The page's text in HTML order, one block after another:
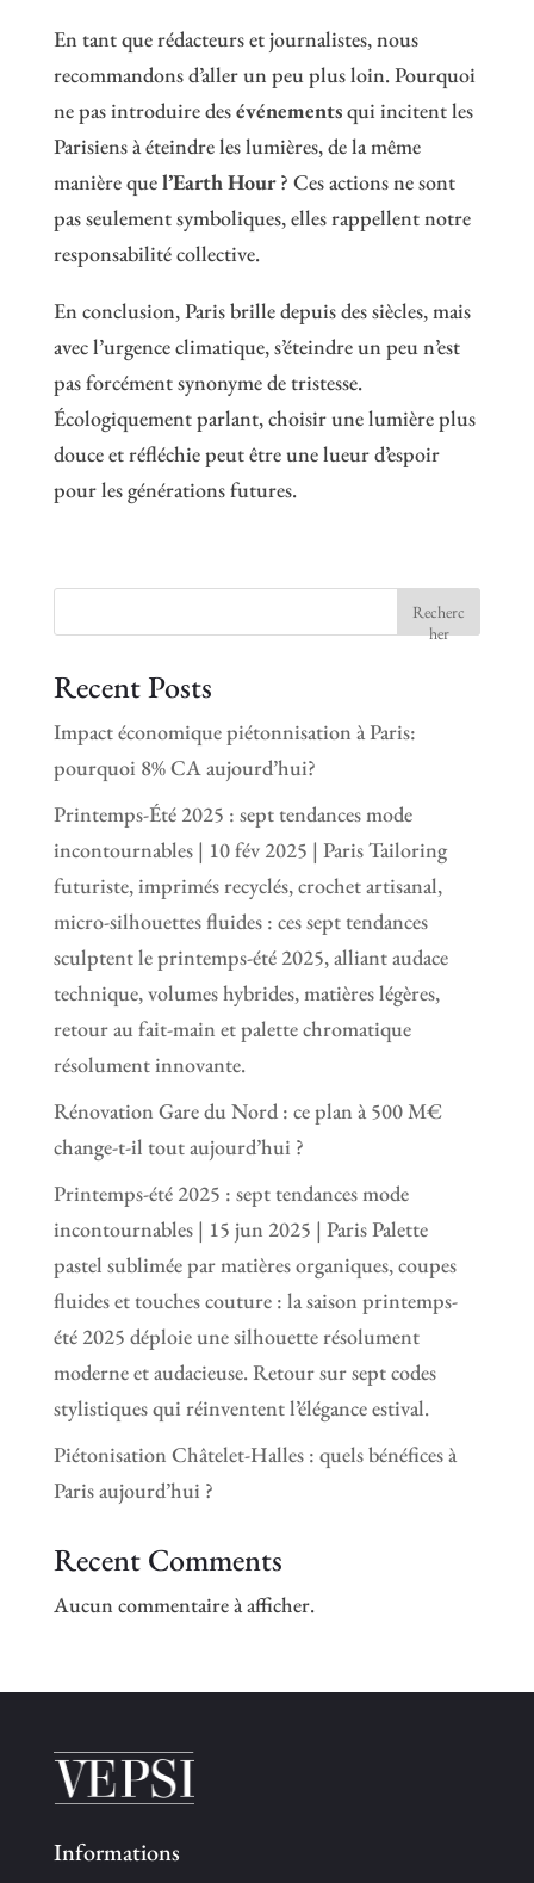
En tant que rédacteurs et journalistes, nous
recommandons d’aller un peu plus loin. Pourquoi
ne pas introduire desévénementsqui incitent les
Parisiens à éteindre les lumières, de la même
manière quel’Earth Hour? Ces actions ne sont
pas seulement symboliques, elles rappellent notre
responsabilité collective.
En conclusion, Paris brille depuis des siècles, mais
avec l’urgence climatique, s’éteindre un peu n’est
pas forcément synonyme de tristesse.
Écologiquement parlant, choisir une lumière plus
douce et réfléchie peut être une lueur d’espoir
pour les générations futures.
Recherc
her
Recent Posts
Impact économique piétonnisation à Paris:
pourquoi 8% CA aujourd’hui?
Printemps-Été 2025 : sept tendances mode
incontournables | 10 fév 2025 | Paris Tailoring
futuriste, imprimés recyclés, crochet artisanal,
micro-silhouettes fluides : ces sept tendances
sculptent le printemps-été 2025, alliant audace
technique, volumes hybrides, matières légères,
retour au fait-main et palette chromatique
résolument innovante.
Rénovation Gare du Nord : ce plan à 500 M€
change-t-il tout aujourd’hui ?
Printemps-été 2025 : sept tendances mode
incontournables | 15 jun 2025 | Paris Palette
pastel sublimée par matières organiques, coupes
fluides et touches couture : la saison printemps-
été 2025 déploie une silhouette résolument
moderne et audacieuse. Retour sur sept codes
stylistiques qui réinventent l’élégance estival.
Piétonisation Châtelet-Halles : quels bénéfices à
Paris aujourd’hui ?
Recent Comments
Aucun commentaire à afficher.
Informations